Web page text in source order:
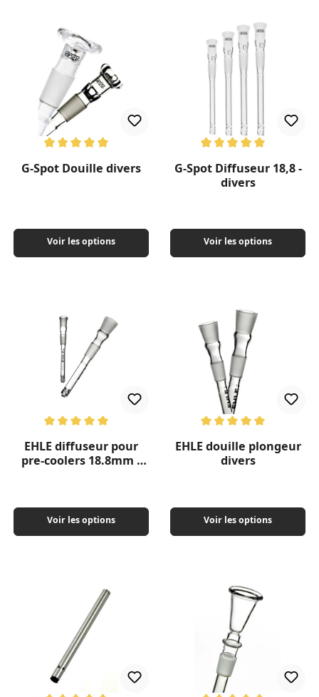
G-Spot Douille divers
Voir les options
G-Spot Diffuseur 18,8 -
divers
Voir les options
EHLE diffuseur pour
pre-coolers 18.8mm /
Voir les options
EHLE douille plongeur
divers
Voir les options